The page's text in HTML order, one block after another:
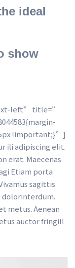
ideal
show
left” title=”
!important;}”]
ili adipiscing elit.
erat. Maecenas
Etiam porta
sagittis
dolorinterdum.
metus. Aenean
auctor fringill